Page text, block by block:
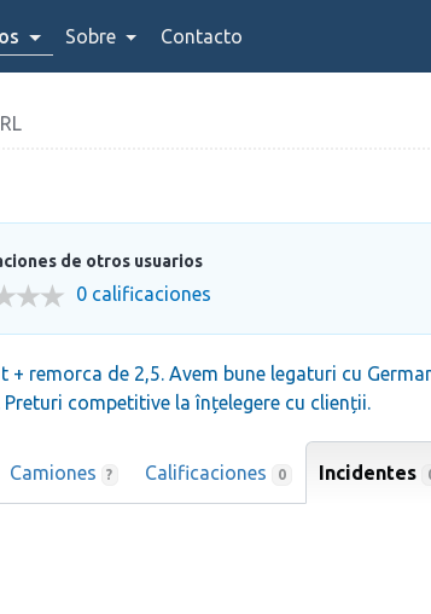
Sobre Contacto
de otros usuarios
0 calificaciones
remorca de 2,5. Avem bune legaturi cu
competitive la înțelegere cu clienții.
Camiones ? Calificaciones 0 Incidentes